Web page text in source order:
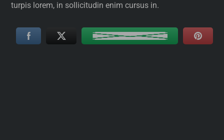
turpis lorem, in sollicitudin enim cursus in.